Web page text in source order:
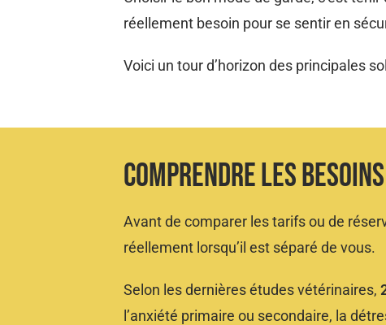
réellement besoin pour se sentir en
Voici un tour d’horizon des principales
Comprendre Les
Avant de comparer les tarifs ou de
réellement lorsqu’il est séparé de vous.
Selon les dernières études vétérinaires,
l’anxiété primaire ou secondaire, la